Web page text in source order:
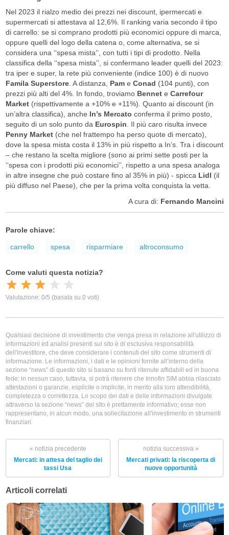
Nel 2023 il rialzo medio dei prezzi nei discount, ipermercati e
supermercati si attestava al 12,6%. Il ranking varia secondo il tipo
di carrello: se si comprano prodotti più economici oppure di marca,
oppure quelli del logo della catena o, come alternativa, se si
considera una ‘‘spesa mista’’, con tutti i tipi di prodotto. Nella
classifica della ‘‘spesa mista’’, si confermano leader quelli del 2023:
tra iper e super, la rete più conveniente (indice 100) è di nuovo
Famila Superstore. A distanza, Pame Conad (104 punti), con
prezzi più alti del 4%. In fondo, troviamo Bennete Carrefour
Market(rispettivamente a +10% e +11%). Quanto ai discount (in
un’altra classifica), anche In’s Mercato conferma il primo posto,
seguito di un solo punto da Eurospin. Il più caro risulta invece
Penny Market(che nel frattempo ha perso quote di mercato),
dove la spesa mista costa il 13% in più rispetto a In’s. Tra i discount
– che restano la scelta migliore (sono ai primi sette posti per la
‘‘spesa con i prodotti più economici’’, rispetto a una spesa analoga
in altre insegne che può costare fino al 35% in più) - spicca Lidl (il
più diffuso nel Paese), che per la prima volta conquista la vetta.
A cura di: Fernando Mancini
Parole chiave:
carrello spesa risparmiare altroconsumo
Qualsiasi decisione di investimento che venga presa in relazione all'utilizzo di
informazioni ed analisi presenti sul sito è di esclusiva responsabilità
dell'investitore, che deve considerare i contenuti del sito come strumenti di
informazione. Le informazioni, i dati e le opinioni fornite all’interno della
sezione “news” di questo sito si basano su fonti ritenute affidabili ed in buona
fede; in nessun caso, tuttavia, si potrà ritenere che Innofin SIM abbia rilasciato
attestazioni o garanzie, esplicite o implicite, in merito alla loro attendibilità,
completezza o correttezza. Lo scopo dei dati e delle informazioni divulgate
attraverso la sezione “news” del sito è prettamente informativo; esse non
rappresentano, in alcun modo, una sollecitazione all'investimento in strumenti
finanziari.
« notizia precedente
Mercati: in attesa del taglio dei
tassi Usa
notizia successiva »
Mercati privati: la riscoperta di
nuove opportunità
Articoli correlati